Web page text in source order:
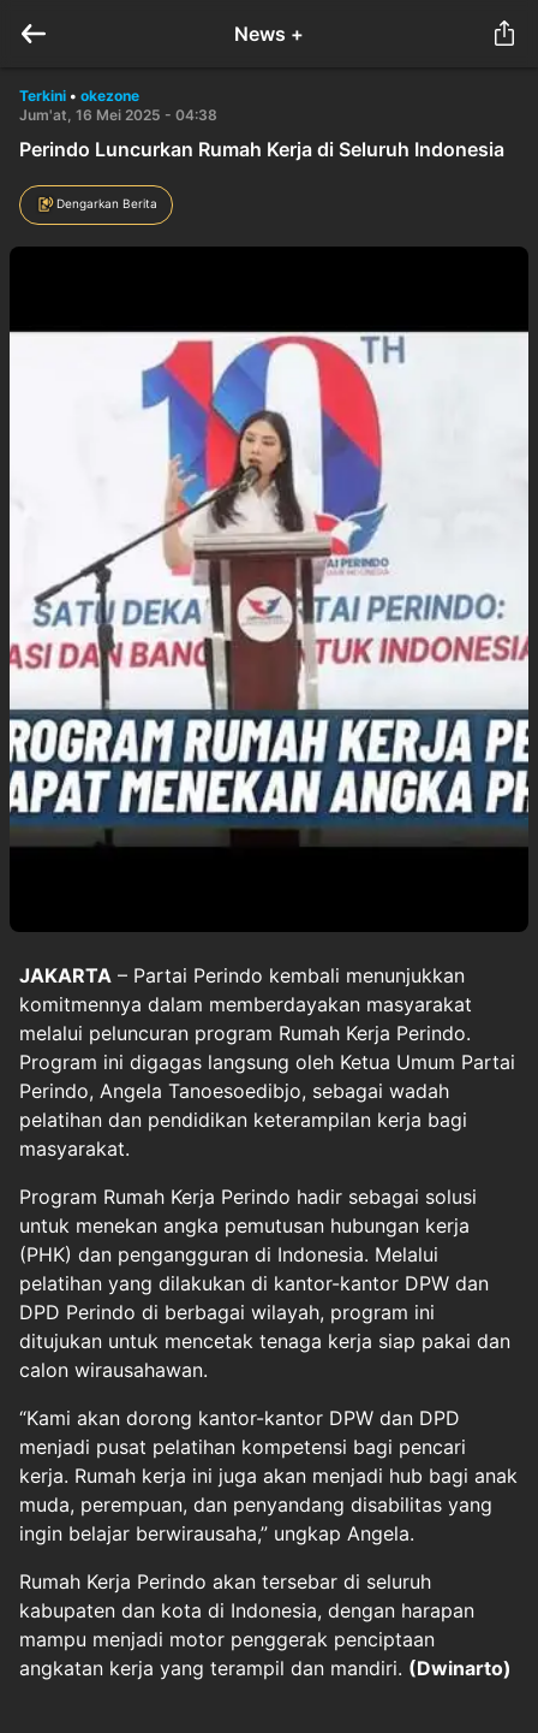
News +
Terkini • okezone
Jum'at, 16 Mei 2025 - 04:38
Perindo Luncurkan Rumah Kerja di Seluruh Indonesia
Dengarkan Berita
JAKARTA – Partai Perindo kembali menunjukkan
komitmennya dalam memberdayakan masyarakat
melalui peluncuran program Rumah Kerja Perindo.
Program ini digagas langsung oleh Ketua Umum Partai
Perindo, Angela Tanoesoedibjo, sebagai wadah
pelatihan dan pendidikan keterampilan kerja bagi
masyarakat.
Program Rumah Kerja Perindo hadir sebagai solusi
untuk menekan angka pemutusan hubungan kerja
(PHK) dan pengangguran di Indonesia. Melalui
pelatihan yang dilakukan di kantor-kantor DPW dan
DPD Perindo di berbagai wilayah, program ini
ditujukan untuk mencetak tenaga kerja siap pakai dan
calon wirausahawan.
“Kami akan dorong kantor-kantor DPW dan DPD
menjadi pusat pelatihan kompetensi bagi pencari
kerja. Rumah kerja ini juga akan menjadi hub bagi anak
muda, perempuan, dan penyandang disabilitas yang
ingin belajar berwirausaha,” ungkap Angela.
Rumah Kerja Perindo akan tersebar di seluruh
kabupaten dan kota di Indonesia, dengan harapan
mampu menjadi motor penggerak penciptaan
angkatan kerja yang terampil dan mandiri. (Dwinarto)